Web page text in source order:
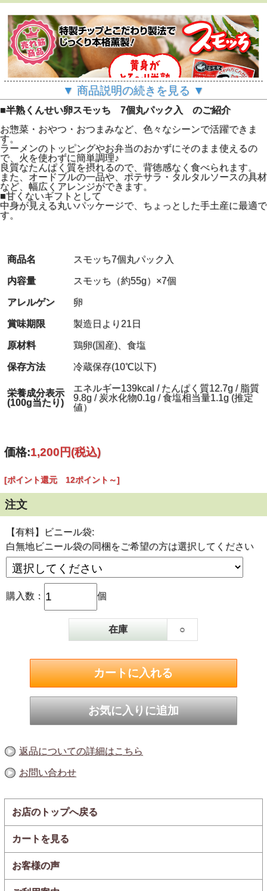
『スモッち』とは？
赤いパッケージでおなじみ、山形名物として20年以上間親
塩味付きの半熟くんせい卵です。
フレーバーのスモッちは
一つ一つ真空パックで個包装だから、美味しさ長持ちで衛
冷蔵庫に入れておけばすぐに食べられるのも魅力の1つで
また、無添加にこだわり原材料は鶏卵と食塩のみ。
販売が開始してから20年以上が経ちますが､
今では半澤鶏卵の代表ともいえる人気商品となっていま
す。
メディアでも話題となり､著名な方々からも支持を得てい
る
当社自慢の逸品です。
『スモッち』おいしさのヒミ
従来の燻製卵は､燻製方法によって黄身はパサパサ､白身は
固めになりがちでした。しかし､『スモッち』は､じっくり
1週間もかけて作っているからこそ､ 黄身はとろ～り､白身
はプルンプルンの今までにない｢くせになる食感｣を実現し
燻製液に頼らず自然な状態
で
本格燻製！
▼ 商品説明の続きを見る ▼
■半熟くんせい卵スモッち 7個丸パック入 のご紹介
お惣菜・おやつ・おつまみなど、色々なシーンで活躍できま
す。
ラーメンのトッピングやお弁当のおかずにそのまま使えるの
で、火を使わずに簡単調理♪
良質なたんぱく質を摂れるので、背徳感なく食べられます。
また、オードブルの一品や、ポテサラ・タルタルソースの具材
など、幅広くアレンジができます。
■甘くないギフトとして
中身が見える丸いパッケージで、ちょっとした手土産に最適で
す。
商品名 スモッち7個丸パック入
内容量 スモッち（約55g）×7個
アレルゲン 卵
賞味期限 製造日より21日
原材料 鶏卵(国産)、食塩
保存方法 冷蔵保存(10℃以下)
栄養成分表示
(100g当たり)
エネルギー139kcal / たんぱく質12.7g / 脂質
9.8g / 炭水化物0.1g / 食塩相当量1.1g (推定
値）
価格:1,200円(税込)
[ポイント還元 12ポイント～]
注文
【有料】ビニール袋:
白無地ビニール袋の同梱をご希望の方は選択してください
購入数： 個
在庫 ○
返品についての詳細はこちら
お問い合わせ
お店のトップへ戻る
カートを見る
お客様の声